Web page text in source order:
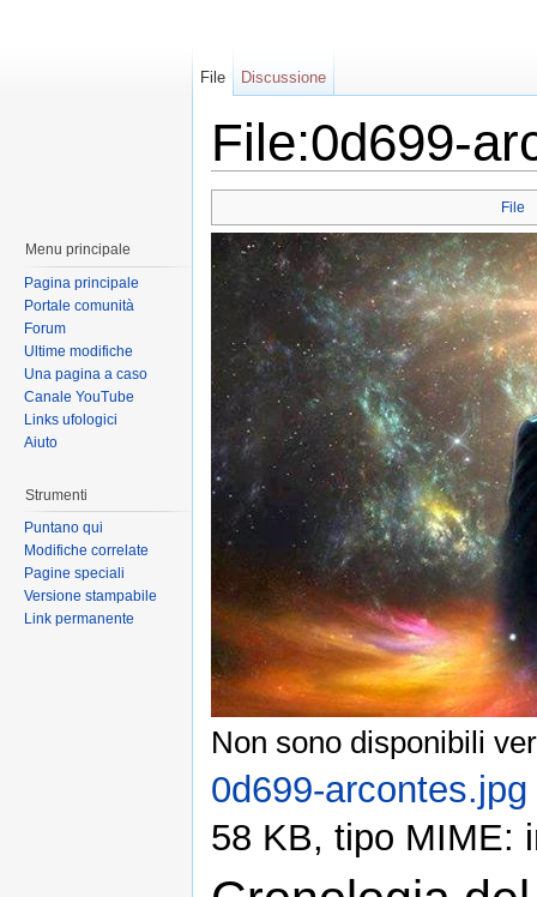
File:0d699-
File
Non sono disponibili
0d699-arcontes.jpg
58 KB, tipo MIME:
File Discussione
Menu principale
Pagina principale
Portale comunità
Forum
Ultime modifiche
Una pagina a caso
Canale YouTube
Links ufologici
Aiuto
Strumenti
Puntano qui
Modifiche correlate
Pagine speciali
Versione stampabile
Link permanente